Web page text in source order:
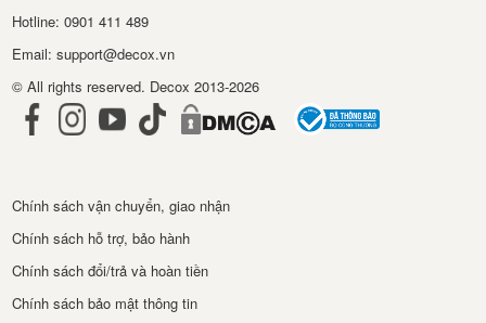
Hotline: 0901 411 489
Email: support@decox.vn
© All rights reserved. Decox 2013-2026
Chính sách vận chuyển, giao nhận
Chính sách hỗ trợ, bảo hành
Chính sách đổi/trả và hoàn tiền
Chính sách bảo mật thông tin